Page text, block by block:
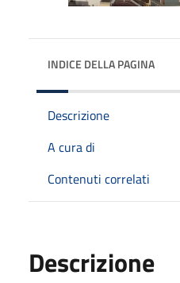
INDICE DELLA PAGINA
Descrizione
A cura di
Contenuti correlati
Descrizione